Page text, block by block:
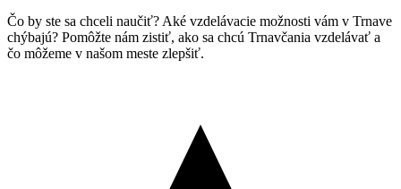
Čo by ste sa chceli naučiť? Aké vzdelávacie možnosti vám v Trnave
chýbajú? Pomôžte nám zistiť, ako sa chcú Trnavčania vzdelávať a
čo môžeme v našom meste zlepšiť.